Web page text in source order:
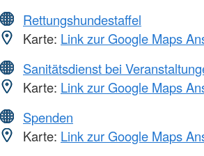
Rettungshundestaffel
Karte: Link zur Google Maps
Sanitätsdienst bei
Karte: Link zur Google Maps
Spenden
Karte: Link zur Google Maps